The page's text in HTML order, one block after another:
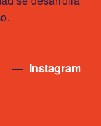
— Instagram